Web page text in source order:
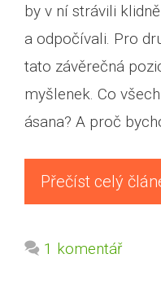
by v ní strávili
a odpočívali. Pro
tato závěrečná
myšlenek. Co
ásana? A proč
Přečíst celý
1 komentář